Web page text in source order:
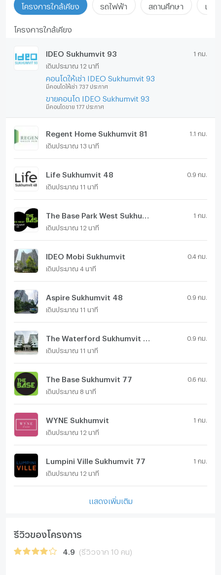
โครงการใกล้เคียง รถไฟฟ้า สถานศึกษา แหล่
โครงการใกล้เคียง
IDEO Sukhumvit 93 1 กม.
เดินประมาณ 12 นาที
คอนโดให้เช่า IDEO Sukhumvit 93
มีคอนโดให้เช่า 737 ประกาศ
ขายคอนโด IDEO Sukhumvit 93
มีคอนโดขาย 177 ประกาศ
Regent Home Sukhumvit 81 1.1 กม.
เดินประมาณ 13 นาที
Life Sukhumvit 48 0.9 กม.
เดินประมาณ 11 นาที
1 กม.
เดินประมาณ 12 นาที
IDEO Mobi Sukhumvit 0.4 กม.
เดินประมาณ 4 นาที
Aspire Sukhumvit 48 0.9 กม.
เดินประมาณ 11 นาที
0.9 กม.
เดินประมาณ 11 นาที
The Base Sukhumvit 77 0.6 กม.
เดินประมาณ 8 นาที
WYNE Sukhumvit 1 กม.
เดินประมาณ 12 นาที
Lumpini Ville Sukhumvit 77 1 กม.
เดินประมาณ 12 นาที
แสดงเพิ่มเติม
รีวิวของโครงการ
4.9 (รีวิวจาก 10 คน)